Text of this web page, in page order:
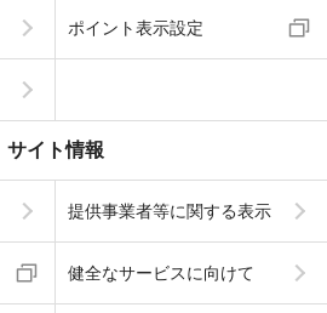
ポイント表示設定
サイト情報
提供事業者等に関する表示
健全なサービスに向けて